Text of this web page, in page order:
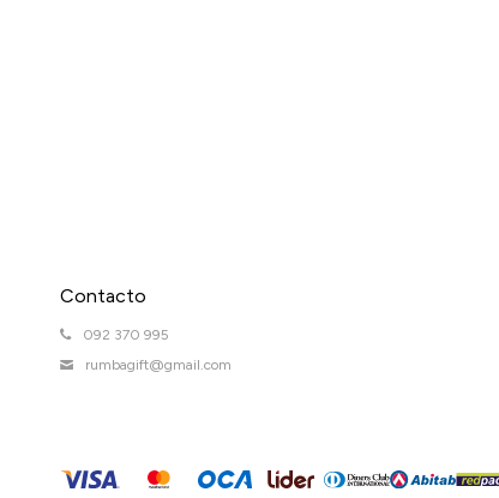
Contacto
092 370 995
rumbagift@gmail.com